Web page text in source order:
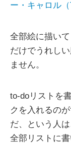
ー・キャロル（
全部絵に描い
だけでうれし
ません。
to-doリストを
クを入れるの
だ、という人
全部リストに